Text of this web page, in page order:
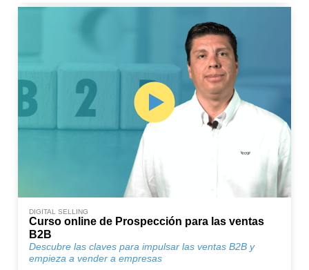
DIGITAL SELLING
Curso online de Prospección para las ventas
B2B
Descubre las claves para impulsar las ventas B2B y
empieza a vender a empresas